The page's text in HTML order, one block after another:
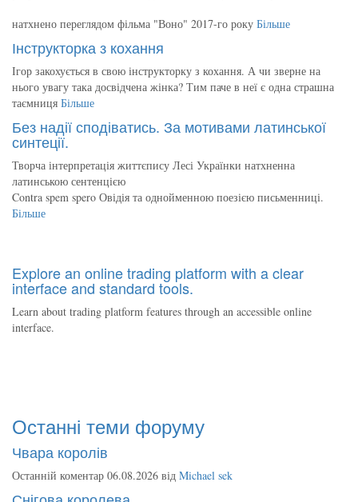
натхнено переглядом фільма "Воно" 2017-го року Більше
Інструкторка з кохання
Ігор закохується в свою інструкторку з кохання. А чи зверне на
нього увагу така досвідчена жінка? Тим паче в неї є одна страшна
таємниця Більше
Без надії сподіватись. За мотивами латинської
синтеції.
Творча інтерпретація життєпису Лесі Українки натхненна
латинською сентенцією
Contra spem spero Овідія та однойменною поезією письменниці.
Більше
Explore an online trading platform with a clear
interface and standard tools.
Learn about trading platform features through an accessible online
interface.
Останні теми форуму
Чвара королів
Останній коментар 06.08.2026 від Michael sek